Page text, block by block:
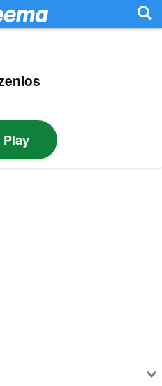
Play